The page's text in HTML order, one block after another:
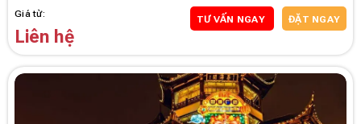
Giá từ:
Liên hệ
TƯ VẤN NGAY ĐẶT NGAY